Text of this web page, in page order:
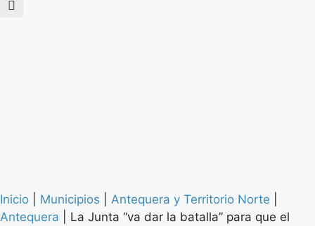
Inicio Municipios Antequera y Territorio Norte
Antequera
La Junta “va dar la batalla” para que el